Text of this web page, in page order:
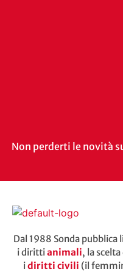
Non perderti le novità
Dal 1988 Sonda
i dirittianimali, la scelta
idiritti civili (il